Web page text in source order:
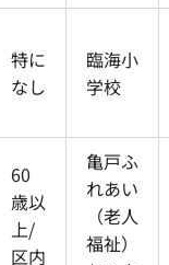
特に
なし
臨海小
学校
60
歳以
上/
区内
亀戸ふ
れあい
（老人
福祉）